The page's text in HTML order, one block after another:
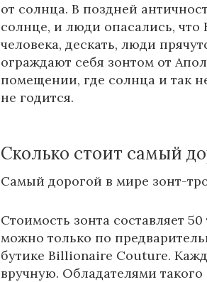
от солнца. В поздней
солнце, и люди опасались, что
человека, дескать, люди
ограждают себя зонтом от
помещении, где солнца и так
не годится.
Сколько стоит самый
Самый дорогой в мире зонт-
Стоимость зонта составляет
можно только по
бутике Billionaire Couture.
вручную. Обладателями